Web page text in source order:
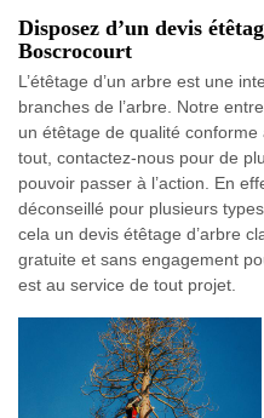
Disposez d’un devis
Boscrocourt
L’étêtage d’un arbre est une
branches de l’arbre. Notre
un étêtage de qualité conforme
tout, contactez-nous pour de
pouvoir passer à l’action. En
déconseillé pour plusieurs
cela un devis étêtage d’arbre
gratuite et sans engagement
est au service de tout projet.